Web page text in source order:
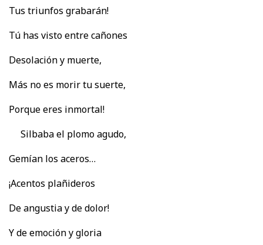
Tus triunfos grabarán!
Tú has visto entre cañones
Desolación y muerte,
Más no es morir tu suerte,
Porque eres inmortal!
Silbaba el plomo agudo,
Gemían los aceros…
¡Acentos plañideros
De angustia y de dolor!
Y de emoción y gloria